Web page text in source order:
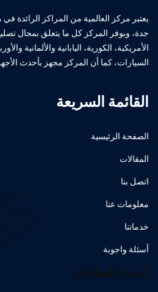
يعتبر مركز العالمية من المراكز الرائدة
جدة، ويوفر المركز كل ما يتعلق بمجال
الأمريكية، الكورية، اليابانية والألمانية
السيارات، كما أن المركز مجهز بأحدث
القائمة السريعة
الصفحة الرئيسية
المقالات
اتصل بنا
معلومات عنا
خدماتنا
أسئلة واجوبة
أحدث المقالات